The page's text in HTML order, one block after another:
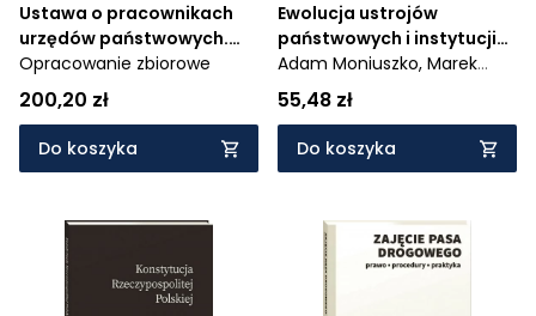
Ustawa o pracownikach
urzędów państwowych.
Komentarz
Opracowanie zbiorowe
200,20 zł
Do koszyka
Ewolucja ustrojów
państwowych i instytucji
prawnych
Adam Moniuszko, Marek
Wąsowicz,
Piotr Pomianowski
55,48 zł
Do koszyka